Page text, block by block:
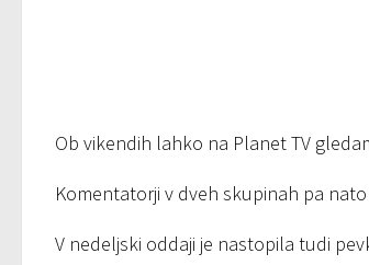
Ob vikendih lahko na Planet TV
Komentatorji v dveh skupinah pa
V nedeljski oddaji je nastopila tudi